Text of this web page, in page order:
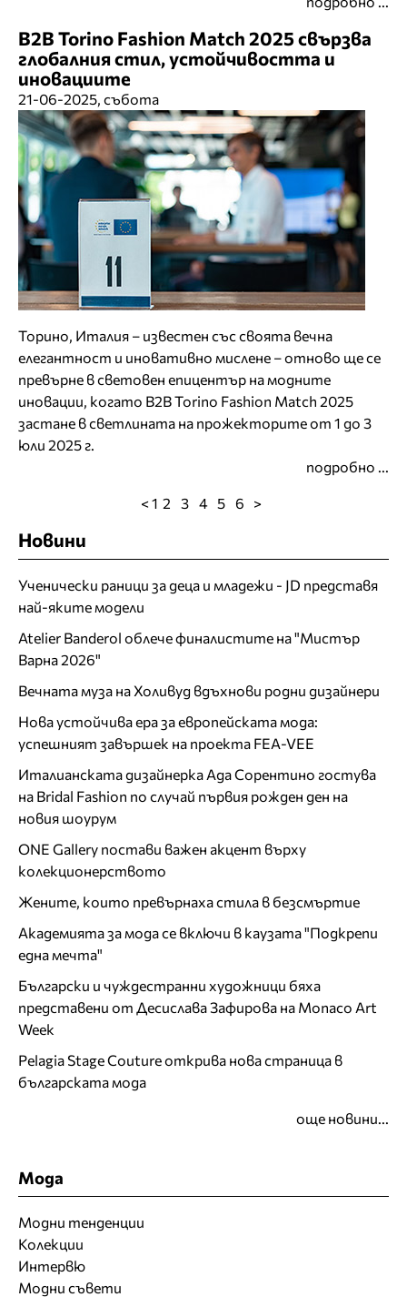
B2B Torino Fashion Match 2025 свързва
глобалния стил, устойчивостта и
иновациите
21-06-2025, събота
Торино, Италия – известен със своята вечна
елегантност и иновативно мислене – отново ще се
превърне в световен епицентър на модните
иновации, когато B2B Torino Fashion Match 2025
застане в светлината на прожекторите от 1 до 3
юли 2025 г.
подробно ...
< 1 2 3 4 5 6 >
Новини
Ученически раници за деца и младежи - JD представя
най-яките модели
Atelier Banderol облече финалистите на "Мистър
Варна 2026"
Вечната муза на Холивуд вдъхнови родни дизайнери
Нова устойчива ера за европейската мода:
успешният завършек на проекта FEA-VEE
Италианската дизайнерка Ада Сорентино гостува
на Bridal Fashion по случай първия рожден ден на
новия шоурум
ONE Gallery постави важен акцент върху
колекционерството
Жените, които превърнаха стила в безсмъртие
Академията за мода се включи в каузата "Подкрепи
една мечта"
Български и чуждестранни художници бяха
представени от Десислава Зафирова на Monaco Art
Week
Pelagia Stage Couture открива нова страница в
българската мода
още новини...
Мода
Модни тенденции
Колекции
Интервю
Модни съвети